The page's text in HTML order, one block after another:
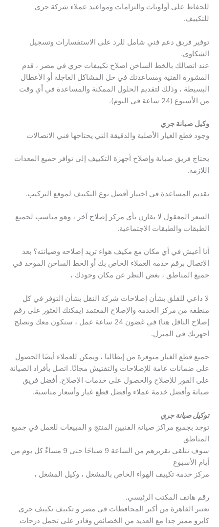
للحفاظ على أولويات والتزامات ومواعيد عملاء شركة جري
للتكييف.
توفير فريق دعم فني شامل للرد على الاستفسارات وتسجيل
الشكاوى.
عند اتصالك بالخط الساخن اصلاح تكييفات جري في مصر ، قدم
المشورة الفنية ومساعدتك في حل المشاكل العاجلة أو الأعطال
البسيطة ، وذلك لتقديم الحلول الممكنة والمساعدة في أي وقت
من الأسبوع (24 ساعة في اليوم).
وكيل صيانة جري
وجود قطع الغيار الأصلية والدقيقة التي يحتاجها فني الاتصالات
يحتاج فريق صيانة وإصلاح أجهزة التكييف إلى توافر جميع المعدات
اللازمة.
تقديم المساعدة في اختيار أفضل نوع التكييف لموقع التركيب.
السعر المعقول لا يقارن بأي مركز إصلاح آخر ، وهو مناسب لجميع
الطبقات والطبقات الاجتماعية.
أنا أعيش في أي مكان مع مكيف هواء تريد إصلاحه وصيانته؟ بعد
الاتصال برقم خدمة العملاء الخاص بك أو الخط الساخن الموحد في
جميع المناطق ، بغض النظر عن مكان وجودك ،
لا داعي للقلق بشأن إصلاحات شركة النقل بشأن التوفر في كل
منطقة من مركز الخدمة والإصلاح المعتمد (يمكنك العثور على رقم
إصلاح الناقل هنا) في غضون 24 ساعة عمل ، سنكون معك ونصلح
أجهزتك في المنزل.
جميع قطع الغيار متوفرة من إيطاليا ، ويمكن للعملاء أيضًا الحصول
على ضمانات عامة للإصلاحات والتفتيش مجانًا. اتصل بأفراد الصيانة
على الفور للإصلاح والحصول على خدمات الإصلاح. أفضل فريق
صيانة وأفضل خدمة عملاء وأفضل قطع غيار وأسعار مناسبة.
توكيل صيانة جري
توجد بجميع مراكز صيانة الفنيين المنتج و المبيعات للعمل في جميع
المناطق
سوف نتلقى تقريرهم من الساعة 9 صباحًا حتى 9 مساءً كل يوم من
أيام الأسبوع
مركز خدمة تكييف الهواء الخاص بالمشغل ، وكيل المشغل ،
رقم هاتف المكتب الرئيسي.
تعتبر القاهرة من أكبر المحافظات في مصر و تكييف تكييف جري
كايرو مميز جدا مع العديد من الخصائص وقادر على تحمل درجات